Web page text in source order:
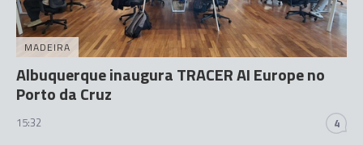
MADEIRA
Albuquerque inaugura TRACER AI Europe no
Porto da Cruz
15:32 4